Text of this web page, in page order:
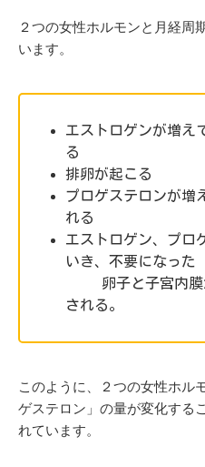
２つの女性ホルモンと月経周
います。
エストロゲンが増え
る
排卵が起こる
プロゲステロンが増
れる
エストロゲン、プロ
いき、不要になった
卵子と子宮内膜
される。
このように、２つの女性ホル
ゲステロン」の量が変化する
れています。